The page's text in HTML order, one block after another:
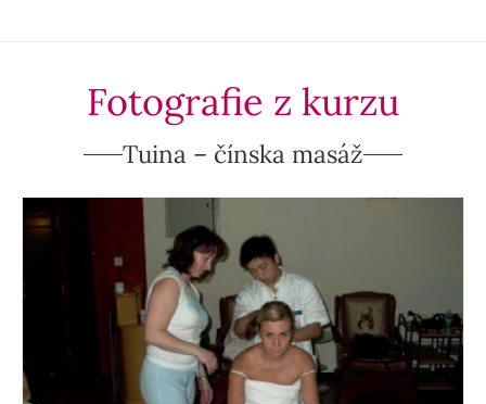
Fotografie z kurzu
Tuina – čínska masáž